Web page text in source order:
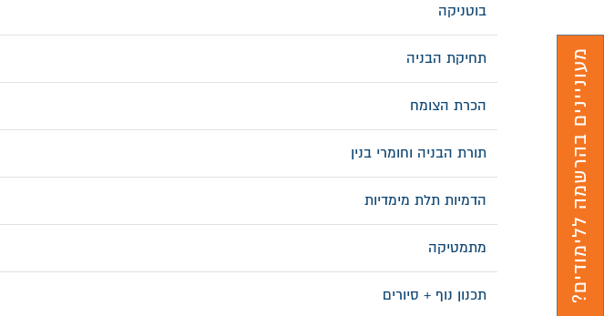
בוטניקה
תחיקת הבניה
הכרת הצומח
תורת הבניה וחומרי בנין
הדמיות תלת מימדיות
מתמטיקה
תכנון נוף + סיורים מעוניינים בהרשמה ללימודים?